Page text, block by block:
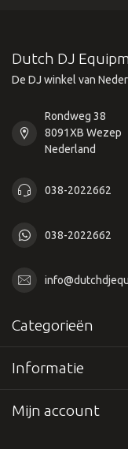
Dutch DJ
De DJ winkel van
Rondweg 38
8091XB Wezep
Nederland
038-2022662
038-2022662
Categorieën
Informatie
Mijn account